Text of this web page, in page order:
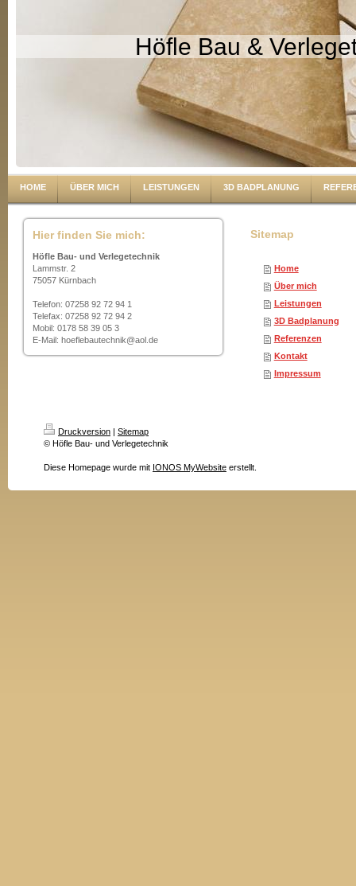
Höfle Bau &
HOME ÜBER MICH LEISTUNGEN 3D BADPLANUNG
Hier finden Sie mich:
Höfle Bau- und Verlegetechnik
Lammstr. 2
75057 Kürnbach
Telefon: 07258 92 72 94 1
Telefax: 07258 92 72 94 2
Mobil: 0178 58 39 05 3
E-Mail: hoeflebautechnik@aol.de
Sitemap
Home
Über mich
Leistungen
3D Badplanung
Referenzen
Kontakt
Impressum
Druckversion | Sitemap
© Höfle Bau- und Verlegetechnik
Diese Homepage wurde mit IONOS MyWebsite erstellt.